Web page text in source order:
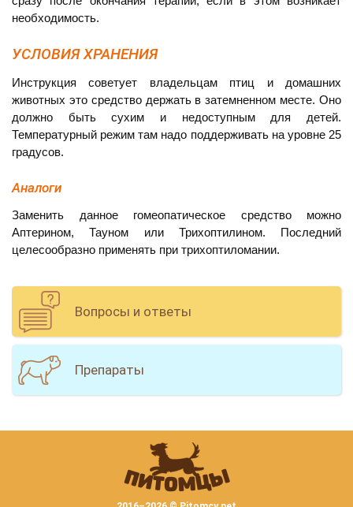
необходимость.
УСЛОВИЯ ХРАНЕНИЯ
Инструкция советует владельцам птиц и домашних
животных это средство держать в затемненном месте. Оно
должно быть сухим и недоступным для детей.
Температурный режим там надо поддерживать на уровне 25
градусов.
Аналоги
Заменить данное гомеопатическое средство можно
Аптерином, Тауном или Трихоптилином. Последний
целесообразно применять при трихоптиломании.
Вопросы и ответы
Препараты